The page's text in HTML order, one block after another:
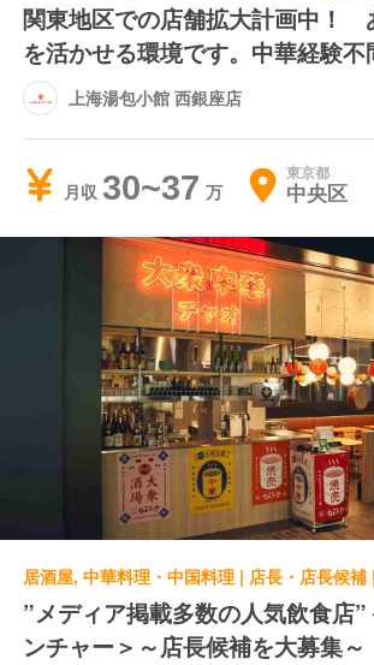
関東地区での店舗拡大計画中！
を活かせる環境です。中華経験不
上海湯包小館 西銀座店
月収 30~37 東京都
中央区
”メディア掲載多数の人気飲食店
ンチャー＞～店長候補を大募集～